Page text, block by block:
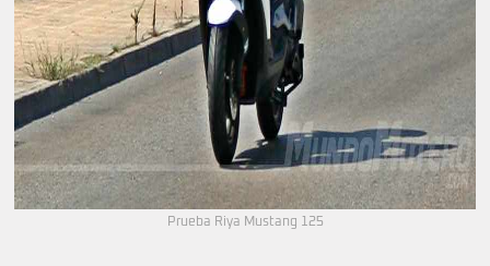
Prueba Riya Mustang 125